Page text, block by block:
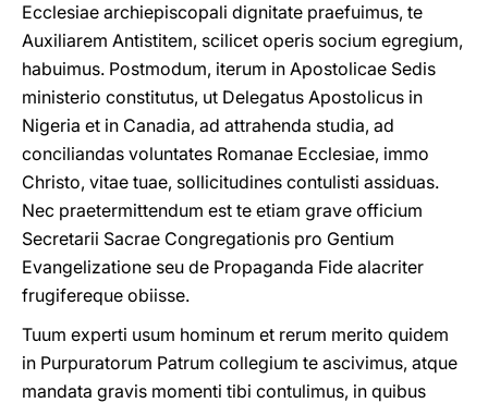
Ecclesiae archiepiscopali dignitate praefuimus, te
Auxiliarem Antistitem, scilicet operis socium egregium,
habuimus. Postmodum, iterum in Apostolicae Sedis
ministerio constitutus, ut Delegatus Apostolicus in
Nigeria et in Canadia, ad attrahenda studia, ad
conciliandas voluntates Romanae Ecclesiae, immo
Christo, vitae tuae, sollicitudines contulisti assiduas.
Nec praetermittendum est te etiam grave officium
Secretarii Sacrae Congregationis pro Gentium
Evangelizatione seu de Propaganda Fide alacriter
frugifereque obiisse.
Tuum experti usum hominum et rerum merito quidem
in Purpuratorum Patrum collegium te ascivimus, atque
mandata gravis momenti tibi contulimus, in quibus